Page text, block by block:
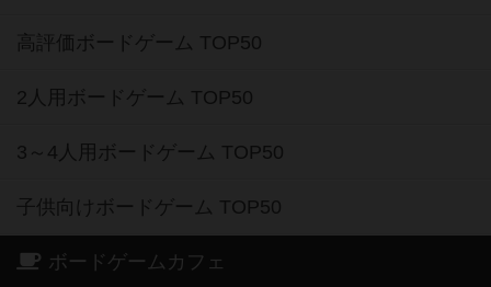
高評価ボードゲーム TOP50
2人用ボードゲーム TOP50
3～4人用ボードゲーム TOP50
子供向けボードゲーム TOP50
ボードゲームカフェ